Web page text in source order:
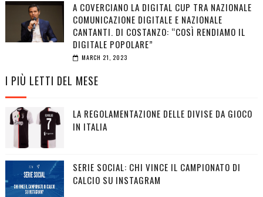
A COVERCIANO LA DIGITAL CUP TRA NAZIONALE
COMUNICAZIONE DIGITALE E NAZIONALE
CANTANTI. DI COSTANZO: “COSÌ RENDIAMO IL
DIGITALE POPOLARE”
MARCH 21, 2023
I PIÙ LETTI DEL MESE
LA REGOLAMENTAZIONE DELLE DIVISE DA GIOCO
IN ITALIA
SERIE SOCIAL: CHI VINCE IL CAMPIONATO DI
CALCIO SU INSTAGRAM